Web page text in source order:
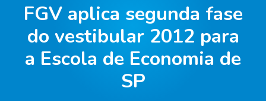
FGV aplica segunda fase
do vestibular 2012 para
a Escola de Economia de
SP